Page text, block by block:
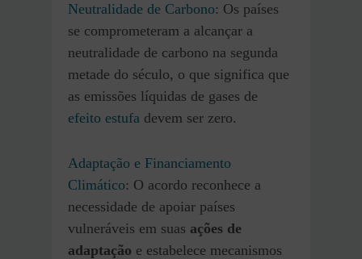
Neutralidade de Carbono: Os países
se comprometeram a alcançar a
neutralidade de carbono na segunda
metade do século, o que significa que
as emissões líquidas de gases de
efeito estufa devem ser zero.
Adaptação e Financiamento
Climático: O acordo reconhece a
necessidade de apoiar países
vulneráveis em suas ações de
adaptação e estabelece mecanismos